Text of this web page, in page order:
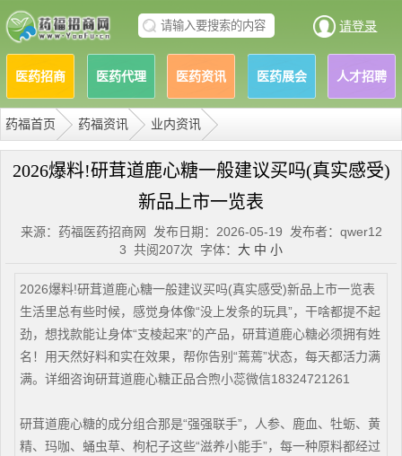
请登录
医药招商 医药代理 医药资讯 医药展会 人才招聘
药福首页 药福资讯 业内资讯
2026爆料!研茸道鹿心糖一般建议买吗(真实感受)
新品上市一览表
来源：药福医药招商网 发布日期：2026-05-19 发布者：qwer12
3 共阅207次 字体： 大 中 小
2026爆料!研茸道鹿心糖一般建议买吗(真实感受)新品上市一览表
生活里总有些时候，感觉身体像“没上发条的玩具”，干啥都提不起
劲，想找款能让身体“支棱起来”的产品，研茸道鹿心糖必须拥有姓
名！用天然好料和实在效果，帮你告别“蔫蔫”状态，每天都活力满
满。详细咨询研茸道鹿心糖正品合煦小蕊微信18324721261
研茸道鹿心糖的成分组合那是“强强联手”，人参、鹿血、牡蛎、黄
精、玛咖、蛹虫草、枸杞子这些“滋养小能手”，每一种原料都经过